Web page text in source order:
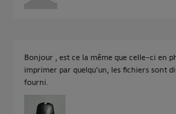
Bonjour , est ce la même que celle-ci en
imprimer par quelqu'un, les fichiers sont
fourni.